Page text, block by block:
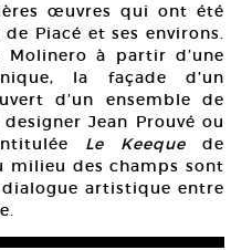
œuvres qui ont été
Piacé et ses environs.
Molinero à partir d’une
la façade d’un
d’un ensemble de
Jean Prouvé ou
Le Keequede
milieu des champs sont
dialogue artistique entre